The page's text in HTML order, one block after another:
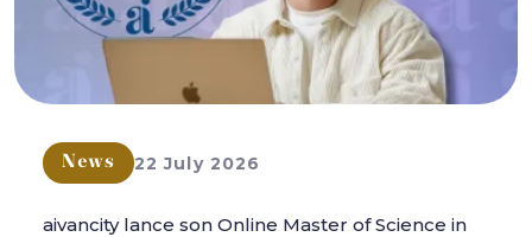
News 22 July 2026
aivancity lance son Online Master of Science in